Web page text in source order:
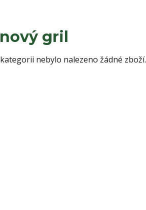
gril
nebylo nalezeno žádné zboží.